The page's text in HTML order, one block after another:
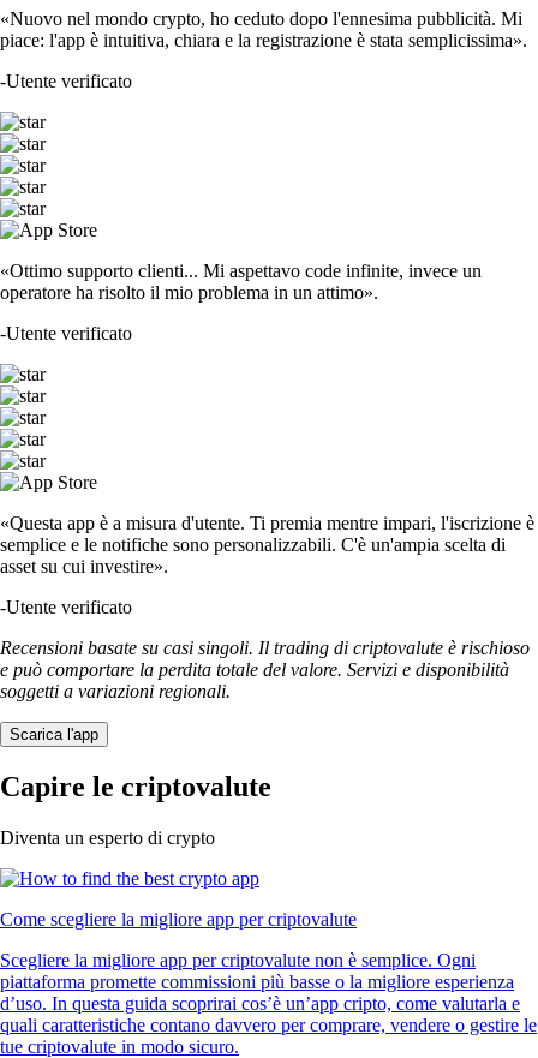
«Nuovo nel mondo crypto, ho ceduto dopo l'ennesima pubblicità. Mi
piace: l'app è intuitiva, chiara e la registrazione è stata semplicissima».
-Utente verificato
«Ottimo supporto clienti... Mi aspettavo code infinite, invece un
operatore ha risolto il mio problema in un attimo».
-Utente verificato
«Questa app è a misura d'utente. Ti premia mentre impari, l'iscrizione è
semplice e le notifiche sono personalizzabili. C'è un'ampia scelta di
asset su cui investire».
-Utente verificato
Recensioni basate su casi singoli. Il trading di criptovalute è rischioso
e può comportare la perdita totale del valore. Servizi e disponibilità
soggetti a variazioni regionali.
Scarica l'app
Capire le criptovalute
Diventa un esperto di crypto
Come scegliere la migliore app per criptovalute
Scegliere la migliore app per criptovalute non è semplice. Ogni
piattaforma promette commissioni più basse o la migliore esperienza
d’uso. In questa guida scoprirai cos’è un’app cripto, come valutarla e
quali caratteristiche contano davvero per comprare, vendere o gestire le
tue criptovalute in modo sicuro.